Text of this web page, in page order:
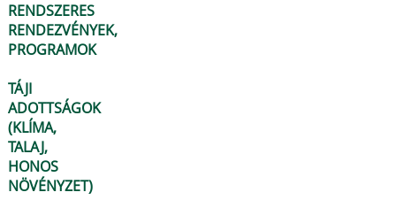
RENDSZERES
RENDEZVÉNYEK,
PROGRAMOK
TÁJI
ADOTTSÁGOK
(KLÍMA,
TALAJ,
HONOS
NÖVÉNYZET)